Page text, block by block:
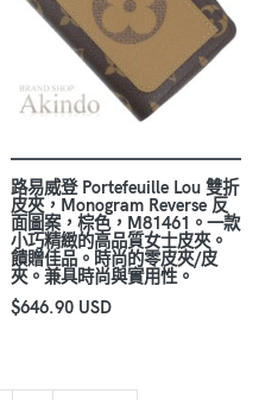
路易威登 Portefeuille Lou 雙折
皮夾，Monogram Reverse 反
面圖案，棕色，M81461。一款
小巧精緻的高品質女士皮夾。
饋贈佳品。時尚的零皮夾/皮
夾。兼具時尚與實用性。
$646.90 USD